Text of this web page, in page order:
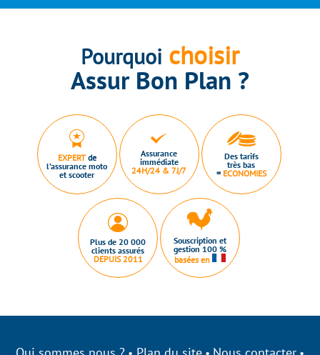
Pourquoi choisir
Assur Bon Plan ?
EXPERTde
l’assurance moto
et scooter
Assurance
immédiate
24H/24 & 7J/7
Des tarifs
très bas
= ECONOMIES
Plus de 20 000
clients assurés
DEPUIS 2011
Souscription et
gestion 100 %
basées en